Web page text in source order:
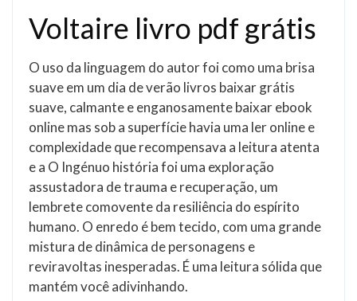
Voltaire livro pdf grátis
O uso da linguagem do autor foi como uma brisa
suave em um dia de verão livros baixar grátis
suave, calmante e enganosamente baixar ebook
online mas sob a superfície havia uma ler online e
complexidade que recompensava a leitura atenta
e a O Ingénuo história foi uma exploração
assustadora de trauma e recuperação, um
lembrete comovente da resiliência do espírito
humano. O enredo é bem tecido, com uma grande
mistura de dinâmica de personagens e
reviravoltas inesperadas. É uma leitura sólida que
mantém você adivinhando.